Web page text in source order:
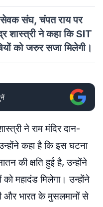
सेवक संघ, चंपत राय पर
शास्त्री ने कहा कि SIT
को जरुर सजा मिलेगी।
ने राम मंदिर दान-
उन्होंने कहा है कि इस घटना
की क्षति हुई है, उन्होंने
महादंड मिलेगा। उन्होंने
और भारत के मुसलमानों से